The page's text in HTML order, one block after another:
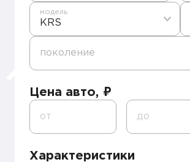
KRS
модель
поколение
Цена авто, ₽
от до
Характеристики